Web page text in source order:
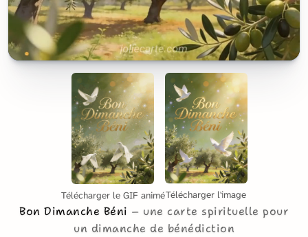
Télécharger le GIF animéTélécharger l'image
Bon Dimanche Béni
une carte spirituelle pour
un dimanche de bénédiction